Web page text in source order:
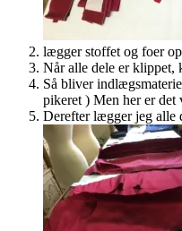
lægger stoffet og foer
Når alle dele er klippet,
Så bliver
pikeret ) Men her er det
Derefter lægger jeg alle